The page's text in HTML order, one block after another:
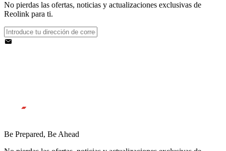
No pierdas las ofertas, noticias y actualizaciones exclusivas de
Reolink para ti.
Be Prepared, Be Ahead